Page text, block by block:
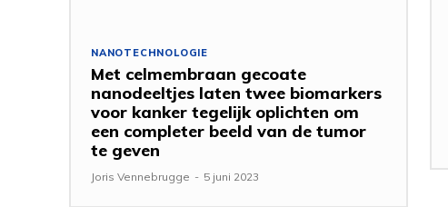
NANOTECHNOLOGIE
Met celmembraan gecoate
nanodeeltjes laten twee biomarkers
voor kanker tegelijk oplichten om
een ​​completer beeld van de tumor
te geven
Joris Vennebrugge - 5 juni 2023